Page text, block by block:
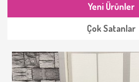
Yeni Ürünler
Çok Satanlar